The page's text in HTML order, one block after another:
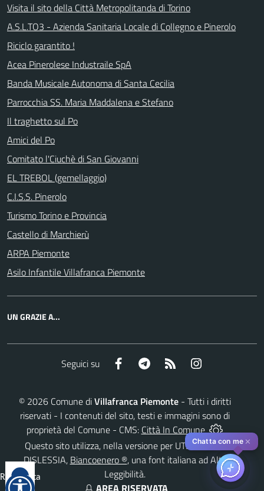
Visita il sito della Città Metropolitanda di Torino
A.S.L.TO3 - Azienda Sanitaria Locale di Collegno e Pinerolo
Riciclo garantito !
Acea Pinerolese Industraile SpA
Banda Musicale Autonoma di Santa Cecilia
Parrocchia SS. Maria Maddalena e Stefano
Il traghetto sul Po
Amici del Po
Comitato l'Ciuchè di San Giovanni
EL TREBOL (gemellaggio)
C.I.S.S. Pinerolo
Turismo Torino e Provincia
Castello di Marchierù
ARPA Piemonte
Asilo Infantile Villafranca Piemonte
UN GRAZIE A...
Seguici su Facebook Telegram RSS
© 2026 Comune diVillafranca Piemonte - Tutti i diritti
riservati - I contenuti del sito, testi e immagini sono di
proprietà del Comune - CMS: Città In Comune
Questo sito utilizza, nella versione per UTENTI CON
DISLESSIA, Biancoenero ®, una font italiana ad Alta
Leggibilità.
Reimposta
tutto
Chatta con me ✕